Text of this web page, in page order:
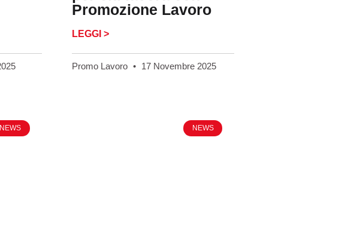
Promozione Lavoro
LEGGI >
Promo Lavoro 17 Novembre 2025
NEWS NEWS